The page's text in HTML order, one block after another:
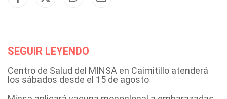
SEGUIR LEYENDO
Centro de Salud del MINSA en Caimitillo atenderá
los sábados desde el 15 de agosto